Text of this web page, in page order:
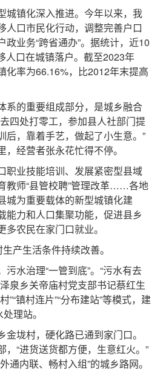
镇化深入推进。今年以来，我
人口市民化行动，调整完善户口
政业务“跨省通办”。据统计，近10
人口在城镇落户。截至2023年
化率为66.16%，比2012年末提高
的重要组成部分，是城乡融合
四处打零工，参加县人社部门提
后，靠着手艺，做起了小生意。”
经营者张永花忙得不停。
业技能培训、发展紧密型县域
教师“县管校聘”管理改革……各地
城为重要载体的新型城镇化建
能力和人口集聚功能，促进县乡
农民在家门口就业。
产生活条件持续改善。
水治理“一管到底”。“污水有去
泉乡关帝庙村党支部书记蔡红生
”“镇村连片”“分布建站”等模式，建
理站。
垅村，硬化路已通到家门口。
，“进货送货都方便，生意红火。”
通内联、畅村入组”的城乡路网。